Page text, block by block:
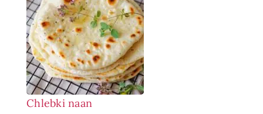
Chlebki naan